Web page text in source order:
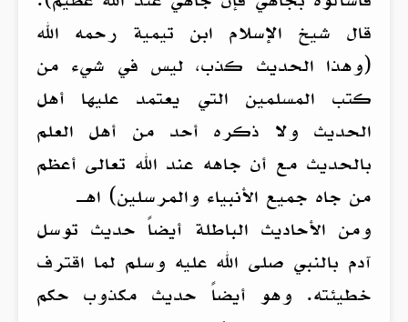
قال شيخ الإسلام ابن تيمية رحمه الله
(وهذا الحديث كذب، ليس في شيء من
كتب المسلمين التي يعتمد عليها أهل
الحديث ولا ذكره أحد من أهل العلم
بالحديث مع أن جاهه عند الله تعالى أعظم
من جاه جميع الأنبياء والمرسلين) اهـ
ومن الأحاديث الباطلة أيضاً حديث توسل
آدم بالنبي صلى الله عليه وسلم لما اقترف
خطيئته. وهو أيضاً حديث مكذوب حكم